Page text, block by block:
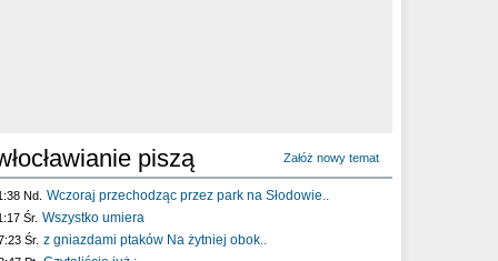
piszą Załóż nowy temat
Nd. Wczoraj przechodząc przez park na Słodowie..
Śr. Wszystko umiera
Śr. z gniazdami ptaków Na żytniej obok..